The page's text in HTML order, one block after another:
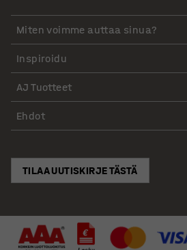
Miten voimme auttaa sinua?
Inspiroidu
AJ Tuotteet
Ehdot
TILAA UUTISKIRJE TÄSTÄ